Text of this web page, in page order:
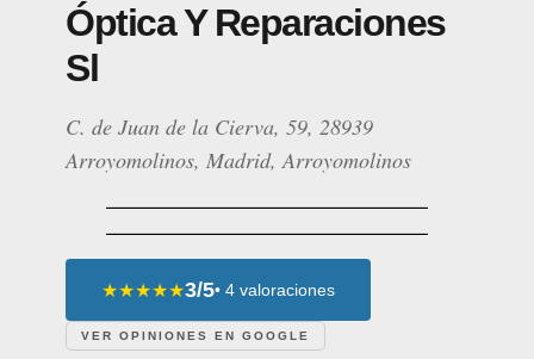
Óptica Y Reparaciones
Sl
C. de Juan de la Cierva, 59, 28939
Arroyomolinos, Madrid, Arroyomolinos
★★★★★3/5• 4 valoraciones
VER OPINIONES EN GOOGLE